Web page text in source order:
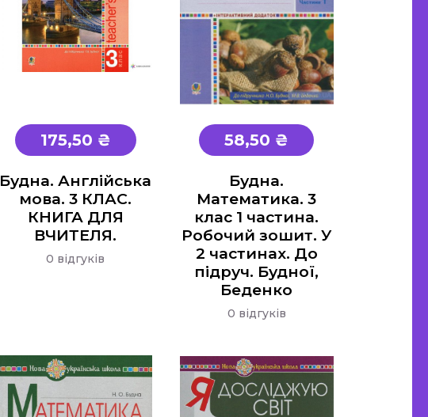
175,50 ₴
Будна. Англійська
мова. 3 КЛАС.
КНИГА ДЛЯ
ВЧИТЕЛЯ.
0 відгуків
58,50 ₴
Будна.
Математика. 3
клас 1 частина.
Робочий зошит. У
2 частинах. До
підруч. Будної,
Беденко
0 відгуків